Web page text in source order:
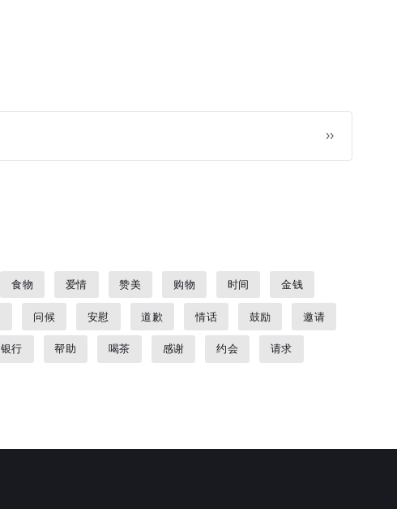
››
食物 爱情 赞美 购物 时间 金钱
问候 安慰 道歉 情话 鼓励 邀请
银行 帮助 喝茶 感谢 约会 请求